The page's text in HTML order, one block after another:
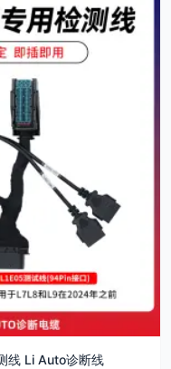
线 Li Auto诊断线